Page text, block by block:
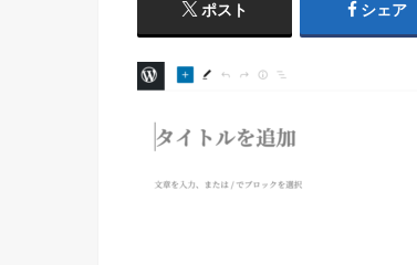
ポスト シェア